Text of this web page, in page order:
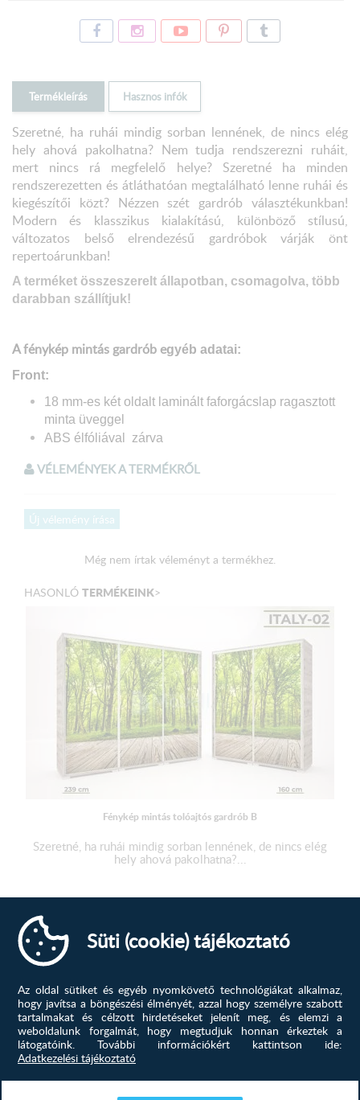
Termékleírás Hasznos infók
Szeretné, ha ruhái mindig sorban lennének, de nincs elég
hely ahová pakolhatna? Nem tudja rendszerezni ruháit,
mert nincs rá megfelelő helye? Szeretné ha minden
rendszerezetten és átláthatóan megtalálható lenne ruhái és
kiegészítői közt? Nézzen szét gardrób választékunkban!
Modern és klasszikus kialakítású, különböző stílusú,
változatos belső elrendezésű gardróbok várják önt
repertoárunkban!
A terméket összeszerelt állapotban, csomagolva, több
darabban szállítjuk!
A fénykép mintás gardrób egyéb adatai:
Front:
18 mm-es két oldalt laminált faforgácslap ragasztott
minta üveggel
ABS élfóliával zárva
A fénykép mintás gardrób s
összeszerelve
Állítható lábakkal ellátott
Polctartó furatokkal ellátott, variálható gardrób test
Válaszható Korpusz színek:
1. Sonoma tölgy váz
2. San Remo váz
3. Nero váz
4. Ferrara tölgy váz
5. Rusztik fehér váz
7. Canterbury váz
9. Canyon tölgy váz
10. Fehér tölgy váz
11. Makadámdió váz
13. Bourbon tölgy váz
A fénykép mintás gardrób méretei:
Magasság: 203 cm
VÉLEMÉNYEK A TERMÉKRŐL
Új vélemény írása
Még nem írtak véleményt a termékhez.
HASONLÓ TERMÉKEINK>
Fénykép mintás tolóajtós gardrób B
Szeretné, ha ruhái mindig sorban lennének, de nincs elég
hely ahová pakolhatna?...
339 500Ft
MEGTEKINTÉS
Süti (cookie) tájékoztató
Az oldal sütiket és egyéb nyomkövető technológiákat alkalmaz,
hogy javítsa a böngészési élményét, azzal hogy személyre szabott
tartalmakat és célzott hirdetéseket jelenít meg, és elemzi a
weboldalunk forgalmát, hogy megtudjuk honnan érkeztek a
látogatóink.
További információkért kattintson ide:
Adatkezelési tájékoztató